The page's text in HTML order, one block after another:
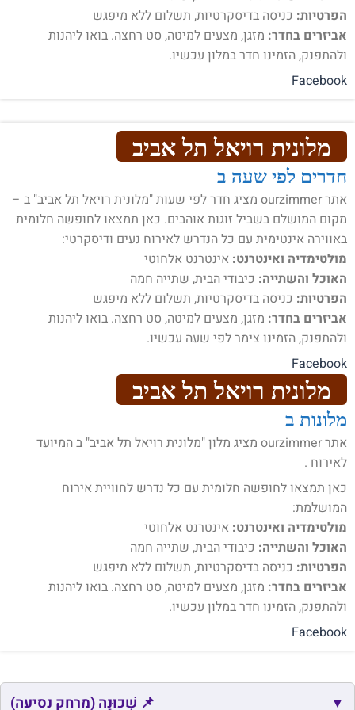
הפרטיות: כניסה בדיסקרטיות, תשלום ללא מיפגש
אביזרים בחדר: מזגן, מצעים למיטה, סט רחצה. בואו ליהנות
ולהתפנק, הזמינו חדר במלון עכשיו.
Facebook
מלונית רויאל תל אביב
חדרים לפי שעה ב
אתר ourzimmer מציג חדר לפי שעות "מלונית רויאל תל אביב" ב –
מקום המושלם בשביל זוגות אוהבים. כאן תמצאו לחופשה חלומית
באווירה אינטימית עם כל הנדרש לאירוח נעים ודיסקרטי:
מולטימדיה ואינטרנט: אינטרנט אלחוטי
האוכל והשתייה: כיבודי הבית, שתייה חמה
הפרטיות: כניסה בדיסקרטיות, תשלום ללא מיפגש
אביזרים בחדר: מזגן, מצעים למיטה, סט רחצה. בואו ליהנות
ולהתפנק, הזמינו צימר לפי שעה עכשיו.
Facebook
מלונית רויאל תל אביב
מלונות ב
אתר ourzimmer מציג מלון "מלונית רויאל תל אביב" ב המיועד
לאירוח .
כאן תמצאו לחופשה חלומית עם כל נדרש לחוויית אירוח
המושלמת:
מולטימדיה ואינטרנט: אינטרנט אלחוטי
האוכל והשתייה: כיבודי הבית, שתייה חמה
הפרטיות: כניסה בדיסקרטיות, תשלום ללא מיפגש
אביזרים בחדר: מזגן, מצעים למיטה, סט רחצה. בואו ליהנות
ולהתפנק, הזמינו חדר במלון עכשיו.
Facebook
▼ 📌 שְׁכוּנָה (מרחק נסיעה)